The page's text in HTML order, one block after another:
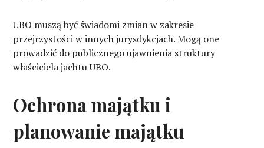
UBO muszą być świadomi zmian w zakresie
przejrzystości w innych jurysdykcjach. Mogą one
prowadzić do publicznego ujawnienia struktury
właściciela jachtu UBO.
Ochrona majątku i
planowanie majątku